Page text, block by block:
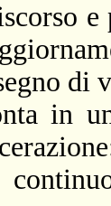
di
in